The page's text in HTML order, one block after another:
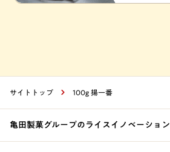
サイトトップ 100g 揚一番
亀田製菓グループのライスイノベーション